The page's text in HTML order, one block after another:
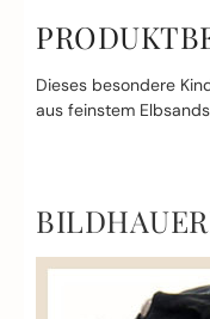
Dieses besondere
aus feinstem